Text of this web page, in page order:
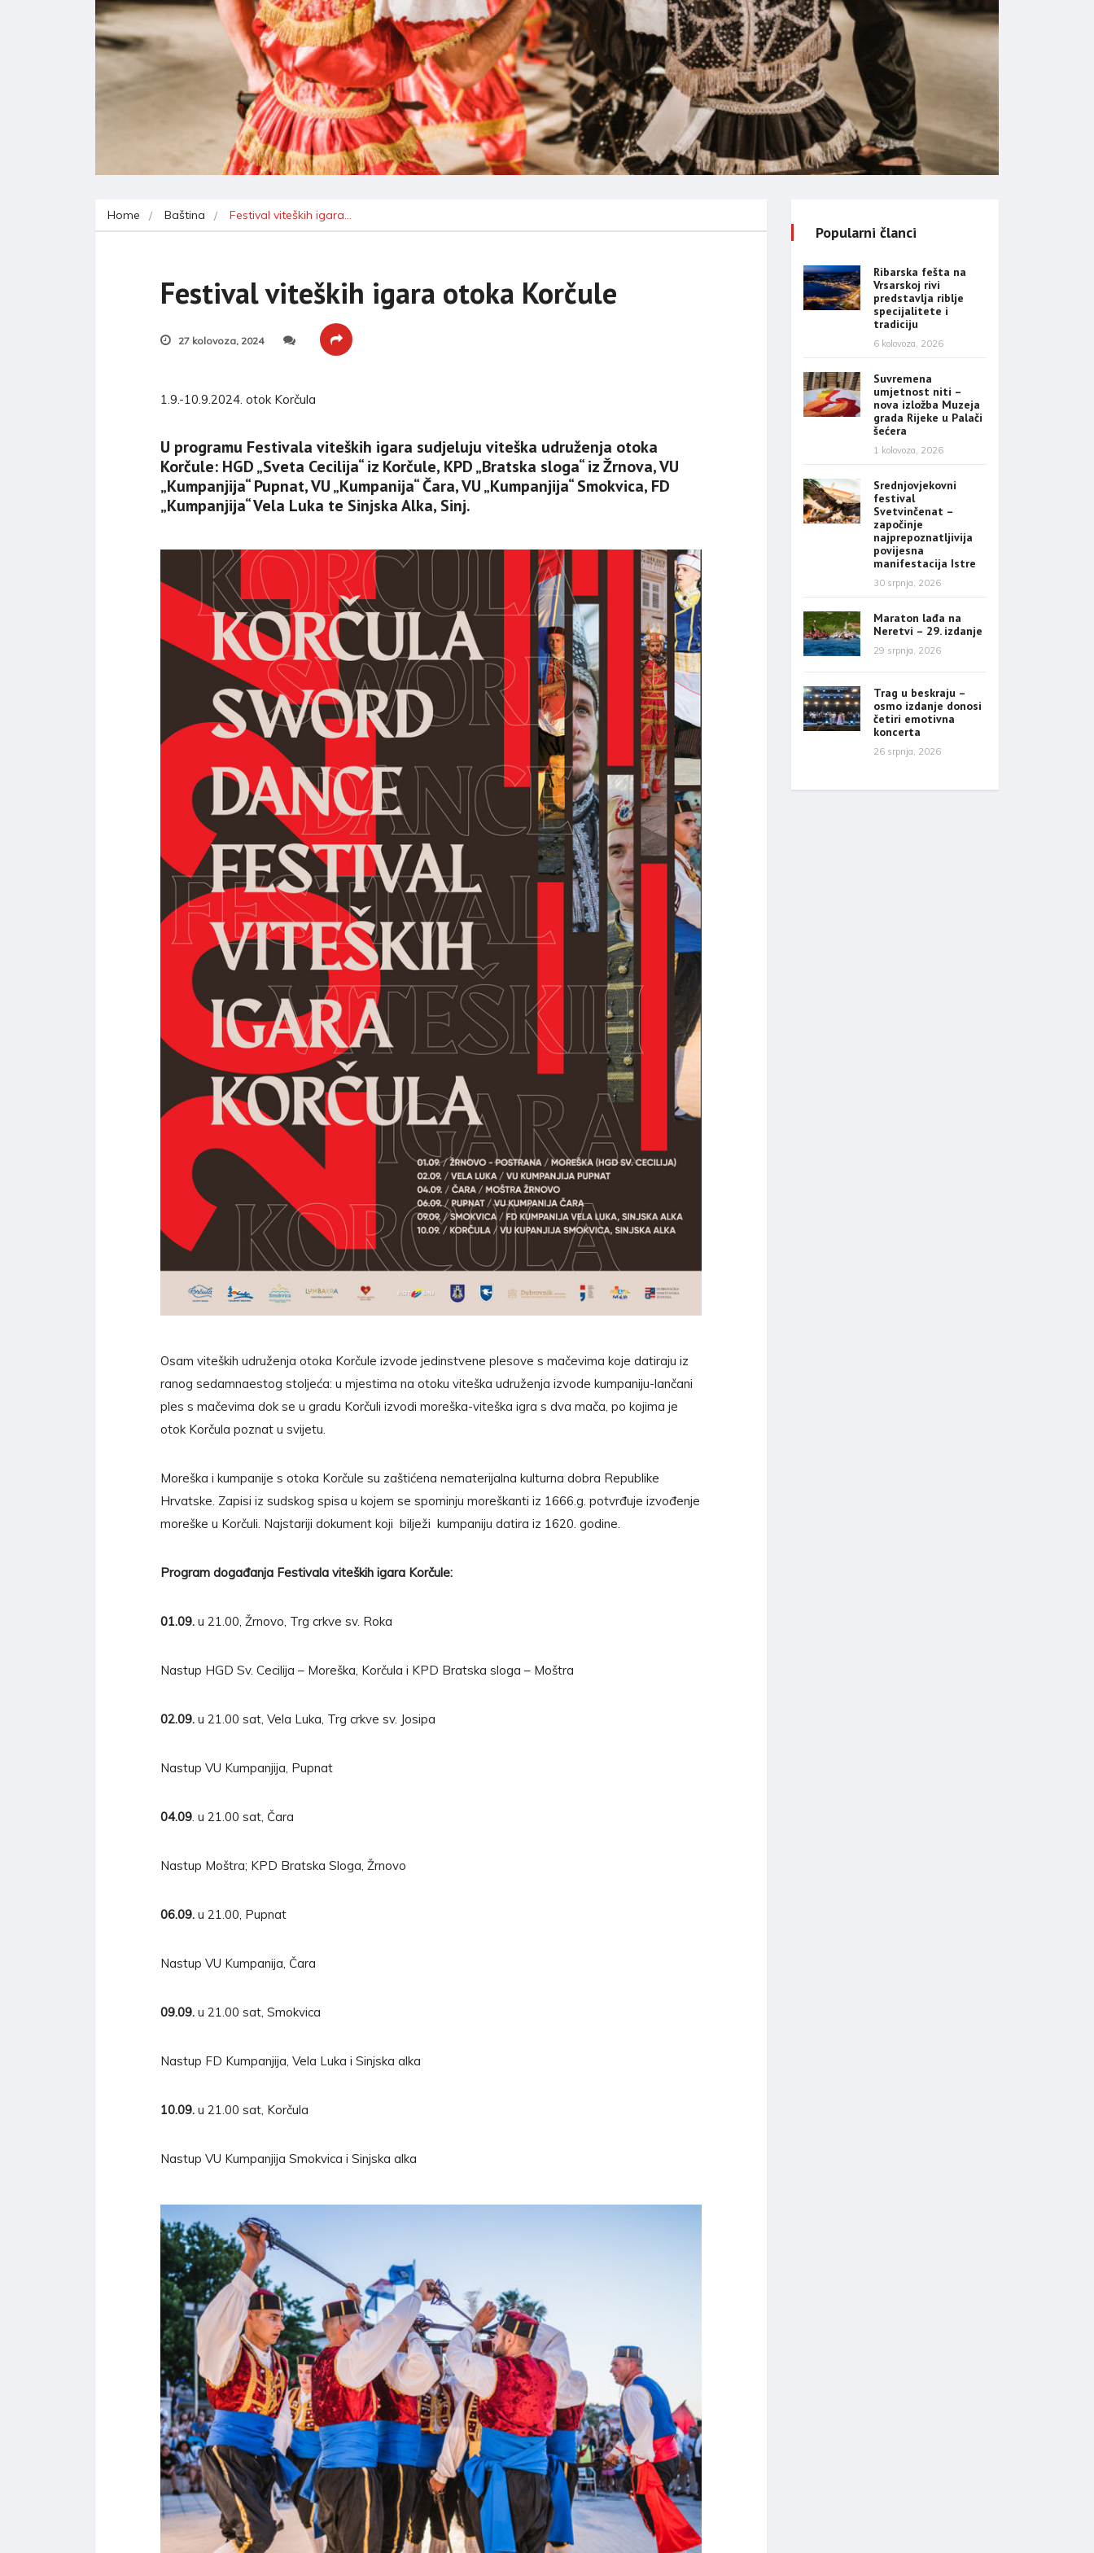
Home Baština Festival viteških igara…
Festival viteških igara otoka Korčule
27 kolovoza, 2024
1.9.-10.9.2024. otok Korčula
U programu Festivala viteških igara sudjeluju viteška udruženja otoka
Korčule: HGD „Sveta Cecilija“ iz Korčule, KPD „Bratska sloga“ iz Žrnova, VU
„Kumpanjija“ Pupnat, VU „Kumpanija“ Čara, VU „Kumpanjija“ Smokvica, FD
„Kumpanjija“ Vela Luka te Sinjska Alka, Sinj.
Osam viteških udruženja otoka Korčule izvode jedinstvene plesove s mačevima koje datiraju iz
ranog sedamnaestog stoljeća: u mjestima na otoku viteška udruženja izvode kumpaniju-lančani
ples s mačevima dok se u gradu Korčuli izvodi moreška-viteška igra s dva mača, po kojima je
otok Korčula poznat u svijetu.
Moreška i kumpanije s otoka Korčule su zaštićena nematerijalna kulturna dobra Republike
Hrvatske. Zapisi iz sudskog spisa u kojem se spominju moreškanti iz 1666.g. potvrđuje izvođenje
moreške u Korčuli. Najstariji dokument koji bilježi kumpaniju datira iz 1620. godine.
Program događanja Festivala viteških igara Korčule:
01.09. u 21.00, Žrnovo, Trg crkve sv. Roka
Nastup HGD Sv. Cecilija – Moreška, Korčula i KPD Bratska sloga – Moštra
02.09. u 21.00 sat, Vela Luka, Trg crkve sv. Josipa
Nastup VU Kumpanjija, Pupnat
04.09 . u 21.00 sat, Čara
Nastup Moštra; KPD Bratska Sloga, Žrnovo
06.09. u 21.00, Pupnat
Nastup VU Kumpanija, Čara
09.09. u 21.00 sat, Smokvica
Nastup FD Kumpanjija, Vela Luka i Sinjska alka
10.09. u 21.00 sat, Korčula
Nastup VU Kumpanjija Smokvica i Sinjska alka
Popularni članci
Ribarska fešta na
Vrsarskoj rivi
predstavlja riblje
specijalitete i
tradiciju
6 kolovoza, 2026
Suvremena
umjetnost niti –
nova izložba Muzeja
grada Rijeke u Palači
šećera
1 kolovoza, 2026
Srednjovjekovni
festival
Svetvinčenat –
započinje
najprepoznatljivija
povijesna
manifestacija Istre
30 srpnja, 2026
Maraton lađa na
Neretvi – 29. izdanje
29 srpnja, 2026
Trag u beskraju –
osmo izdanje donosi
četiri emotivna
koncerta
26 srpnja, 2026